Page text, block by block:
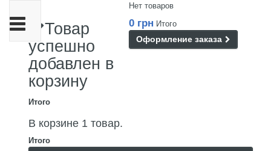
Нет товаров
0 грн Итого
Оформление заказа
Товар
успешно
добавлен в
корзину
Итого
В корзине 1 товар.
Итого
Переключить
навигации